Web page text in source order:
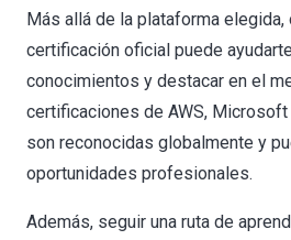
Más allá de la plataforma elegida,
certificación oficial puede
conocimientos y destacar en el
certificaciones de AWS, Microsoft
son reconocidas globalmente y
oportunidades profesionales.
Además, seguir una ruta de